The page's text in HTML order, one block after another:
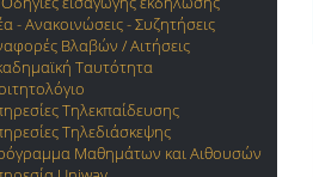
- Ανακοινώσεις - Συζητήσεις
Βλαβών / Αιτήσεις
Ταυτότητα
Τηλεκπαίδευσης
Τηλεδιάσκεψης
Μαθημάτων και Αιθουσών